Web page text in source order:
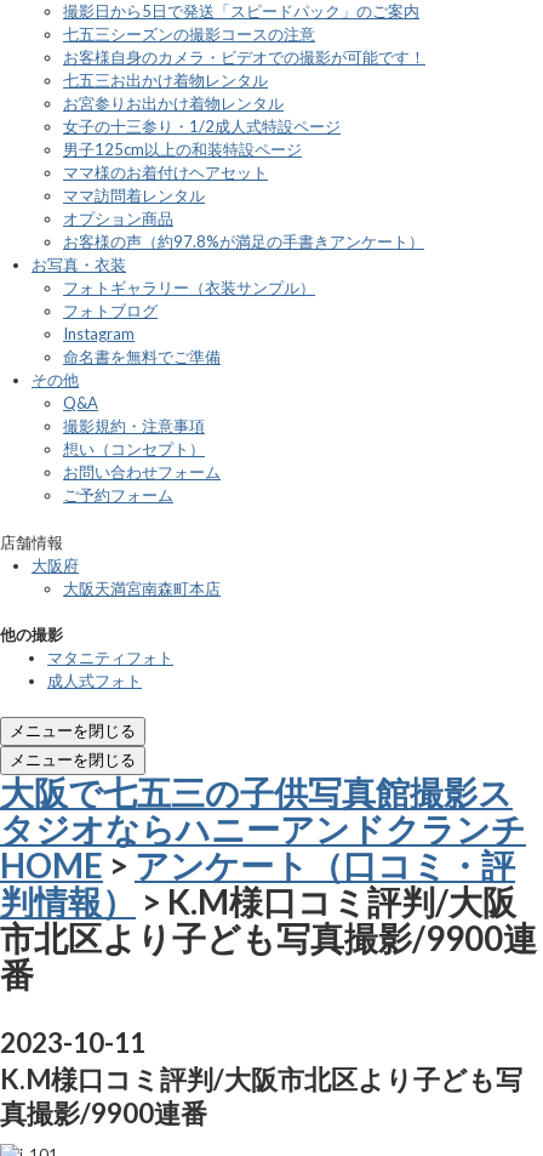
撮影日から5日で発送「スピードパック」のご案内
七五三シーズンの撮影コースの注意
お客様自身のカメラ・ビデオでの撮影が可能です！
七五三お出かけ着物レンタル
お宮参りお出かけ着物レンタル
女子の十三参り・1/2成人式特設ページ
男子125cm以上の和装特設ページ
ママ様のお着付けヘアセット
ママ訪問着レンタル
オプション商品
お客様の声（約97.8%が満足の手書きアンケート）
お写真・衣装
フォトギャラリー（衣装サンプル）
フォトブログ
Instagram
命名書を無料でご準備
その他
Q&A
撮影規約・注意事項
想い（コンセプト）
お問い合わせフォーム
ご予約フォーム
店舗情報
大阪府
大阪天満宮南森町本店
他の撮影
マタニティフォト
成人式フォト
メニューを閉じる
メニューを閉じる
大阪で七五三の子供写真館撮影ス
タジオならハニーアンドクランチ
HOME > アンケート（口コミ・評
判情報）
> K.M様口コミ評判/大阪
市北区より子ども写真撮影/9900連
番
2023-10-11
K.M様口コミ評判/大阪市北区より子ども写
真撮影/9900連番